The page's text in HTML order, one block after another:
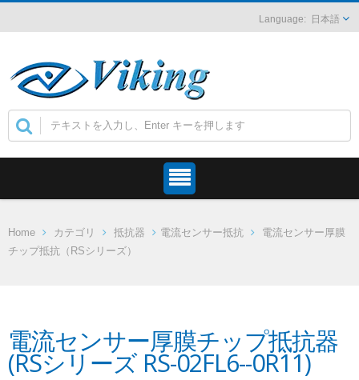
日本語
Home カテゴリ 抵抗器 電流センサー抵抗
電流センサー厚膜
チップ抵抗（RSシリーズ）
電流センサー厚膜チップ抵抗器
(RSシリーズ RS-02FL6--0R11)